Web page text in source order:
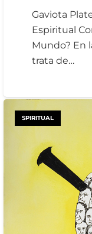
Gaviota
Espiritual
Mundo? En
trata de…
SPIRITUAL